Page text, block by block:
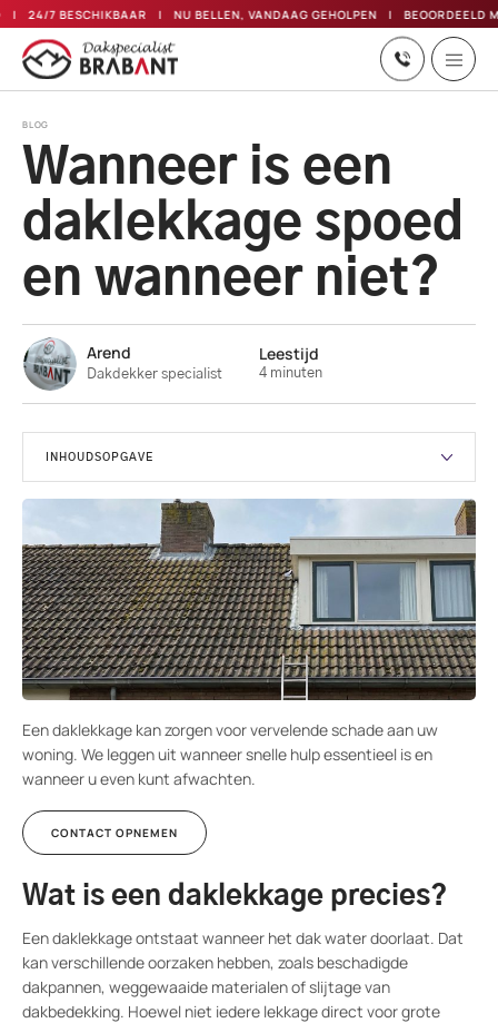
Skip
content
24/7 BESCHIKBAAR NU BELLEN, VANDAAG GEHOLPEN BEOORDEELD
BLOG
Wanneer is een
daklekkage spoed
en wanneer niet?
Arend
Dakdekker specialist
Leestijd
4 minuten
INHOUDSOPGAVE
Wat is een daklekkage precies?
Wanneer is een daklekkage spoed?
Voorbeelden van geen spoed
Waarom is inschatten van urgentie belangrijk?
Wat moet u doen bij spoed?
Veelgestelde vragen over daklekkages
Een daklekkage kan zorgen voor vervelende schade aan uw
woning. We leggen uit wanneer snelle hulp essentieel is en
wanneer u even kunt afwachten.
CONTACT OPNEMEN
Wat is een daklekkage precies?
Een daklekkage ontstaat wanneer het dak water doorlaat. Dat
kan verschillende oorzaken hebben, zoals beschadigde
dakpannen, weggewaaide materialen of slijtage van
dakbedekking. Hoewel niet iedere lekkage direct voor grote